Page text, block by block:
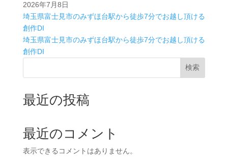
2026年7月8日
埼玉県富士見市のみずほ台駅から徒歩7分でお越し頂ける
創作DI
埼玉県富士見市のみずほ台駅から徒歩7分でお越し頂ける
創作DI
検索
最近の投稿
最近のコメント
表示できるコメントはありません。